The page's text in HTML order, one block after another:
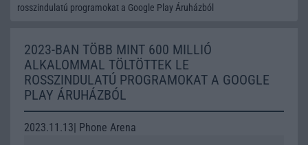
rosszindulatú programokat a Google Play Áruházból
2023-BAN TÖBB MINT 600 MILLIÓ
ALKALOMMAL TÖLTÖTTEK LE
ROSSZINDULATÚ PROGRAMOKAT A GOOGLE
PLAY ÁRUHÁZBÓL
2023.11.13| Phone Arena